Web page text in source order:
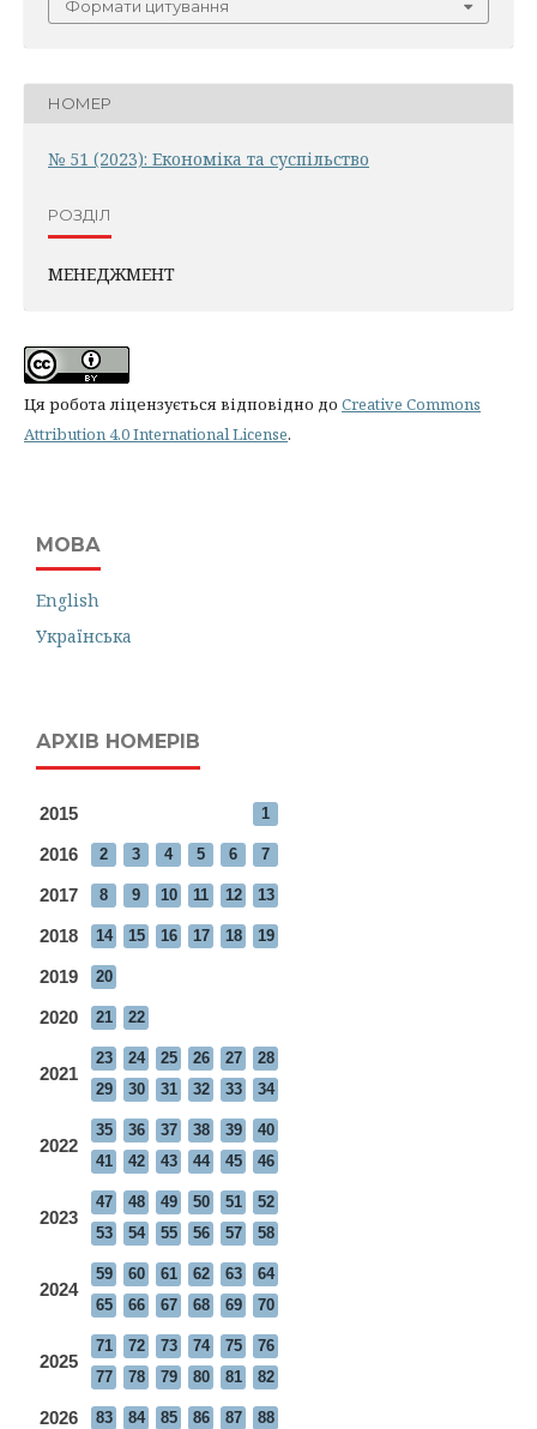
Формати цитування
НОМЕР
№ 51 (2023): Економіка та суспільство
РОЗДІЛ
МЕНЕДЖМЕНТ
Ця робота ліцензується відповідно до Creative Commons
Attribution 4.0 International License.
МОВА
English
Українська
АРХІВ НОМЕРІВ
2015 1
2016 2 3 4 5 6 7
2017 8 9 10 11 12 13
2018 14 15 16 17 18 19
2019 20
2020 21 22
2021
23 24 25 26 27
28
29
30 31 32 33 34
2022
35 36 37 38 39
40
41
42 43 44 45 46
2023
47 48 49 50 51
52
53
54 55 56 57 58
2024
59 60 61 62 63
64
65
66 67 68 69 70
2025
71 72 73 74 75
76
77
78 79 80 81 82
2026 83 84 85 86 87 88